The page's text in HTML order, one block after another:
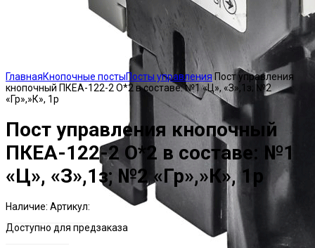
ГлавнаяКнопочные постыПосты управленияПост управления
кнопочный ПКЕА-122-2 О*2 в составе: №1 «Ц», «З»,1з; №2
«Гр»,»К», 1р
Пост управления кнопочный
ПКЕА-122-2 О*2 в составе: №1
«Ц», «З»,1з; №2 «Гр»,»К», 1р
Наличие: Есть на складе
Артикул:
Доступно для предзаказа